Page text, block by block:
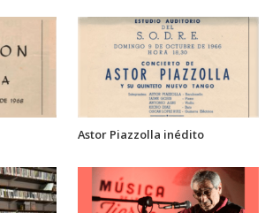
Astor Piazzolla inédito